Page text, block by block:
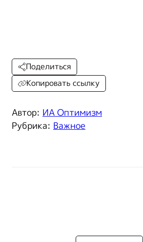
Автор: ИА Оптимизм
Рубрика: Важное
Поделиться
Копировать ссылку